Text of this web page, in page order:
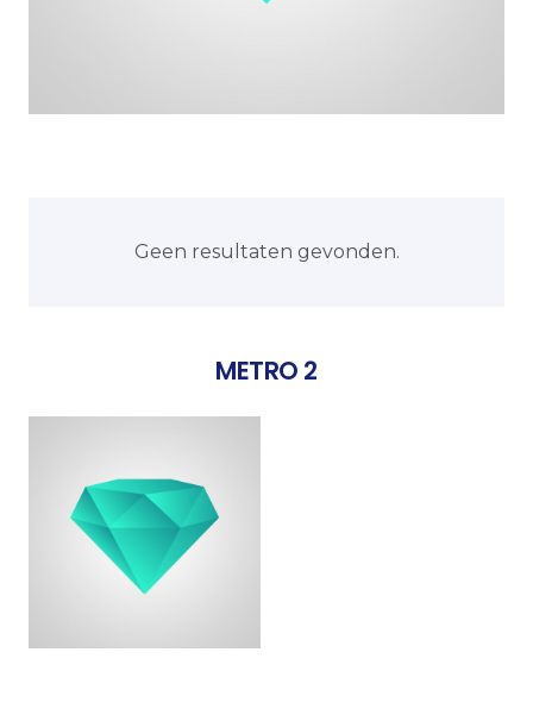
Geen resultaten gevonden.
METRO 2